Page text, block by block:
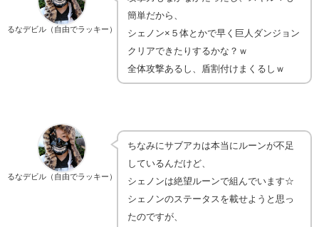
るなデビル（自由でラッキー）
簡単だから、
シェノン×５体とかで早く巨人ダンジョン
クリアできたりするかな？ｗ
全体攻撃あるし、盾割付けまくるしｗ
るなデビル（自由でラッキー）
ちなみにサブアカは本当にルーンが不足
しているんだけど、
シェノンは絶望ルーンで組んでいます☆
シェノンのステータスを載せようと思っ
たのですが、